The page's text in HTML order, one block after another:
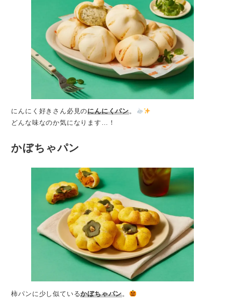
にんにく好きさん必見のにんにくパン。
どんな味なのか気になります…！
かぼちゃパン
柿パンに少し似ているかぼちゃパン。